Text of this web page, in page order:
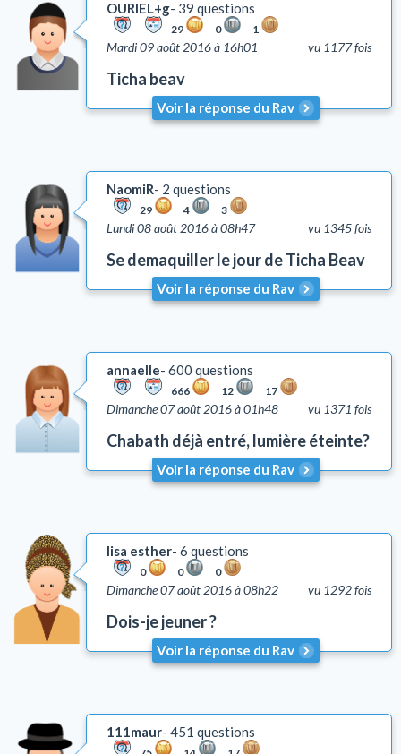
OURIEL+g 39 questions
29 0 1
vu 1177 fois
Mardi 09 août 2016 à 16h01
Ticha beav
Voir la réponse du Rav
NaomiR 2 questions
29 4 3
vu 1345 fois
Lundi 08 août 2016 à 08h47
Se demaquiller le jour de Ticha Beav
Voir la réponse du Rav
annaelle 600 questions
666 12 17
vu 1371 fois
Dimanche 07 août 2016 à 01h48
Chabath déjà entré, lumière éteinte?
Voir la réponse du Rav
lisa esther 6 questions
0 0 0
vu 1292 fois
Dimanche 07 août 2016 à 08h22
Dois-je jeuner ?
Voir la réponse du Rav
111maur 451 questions